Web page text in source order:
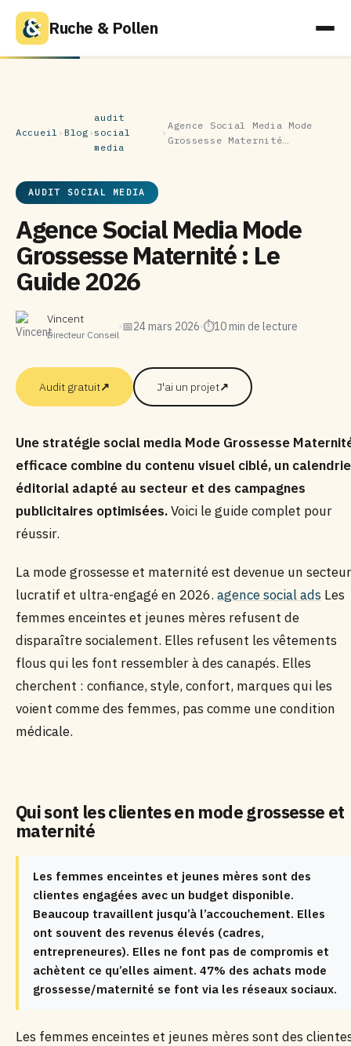
Ruche & Pollen
Accueil › Blog ›
audit
social
media
›
Agence Social Media Mode
Grossesse Maternité…
AUDIT SOCIAL MEDIA
Agence Social Media Mode
Grossesse Maternité : Le
Guide 2026
Vincent
Directeur Conseil
📅24 mars 2026 ⏱10 min de lecture
Audit gratuit↗ J'ai un projet↗
Une stratégie social media Mode Grossesse
efficace combine du contenu visuel ciblé, un
éditorial adapté au secteur et des campagnes
publicitaires optimisées.Voici le guide complet pour
réussir.
La mode grossesse et maternité est devenue un secteur
lucratif et ultra-engagé en 2026. agence social ads Les
femmes enceintes et jeunes mères refusent de
disparaître socialement. Elles refusent les vêtements
flous qui les font ressembler à des canapés. Elles
cherchent : confiance, style, confort, marques qui les
voient comme des femmes, pas comme une condition
médicale.
Qui sont les clientes en mode grossesse et
maternité
Les femmes enceintes et jeunes mères sont des
clientes engagées avec un budget disponible.
Beaucoup travaillent jusqu’à l’accouchement. Elles
ont souvent des revenus élevés (cadres,
entrepreneures). Elles ne font pas de compromis et
achètent ce qu’elles aiment. 47% des achats mode
grossesse/maternité se font via les réseaux sociaux.
Les femmes enceintes et jeunes mères sont des